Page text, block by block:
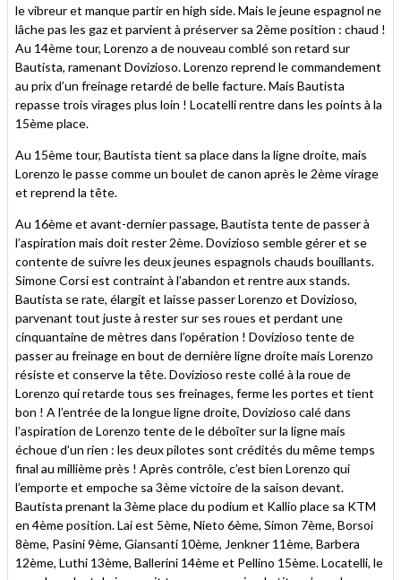
le vibreur et manque partir en high side. Mais le jeune espagnol ne
lâche pas les gaz et parvient à préserver sa 2ème position : chaud !
Au 14ème tour, Lorenzo a de nouveau comblé son retard sur
Bautista, ramenant Dovizioso. Lorenzo reprend le commandement
au prix d’un freinage retardé de belle facture. Mais Bautista
repasse trois virages plus loin ! Locatelli rentre dans les points à la
15ème place.
Au 15ème tour, Bautista tient sa place dans la ligne droite, mais
Lorenzo le passe comme un boulet de canon après le 2ème virage
et reprend la tête.
Au 16ème et avant-dernier passage, Bautista tente de passer à
l’aspiration mais doit rester 2ème. Dovizioso semble gérer et se
contente de suivre les deux jeunes espagnols chauds bouillants.
Simone Corsi est contraint à l’abandon et rentre aux stands.
Bautista se rate, élargit et laisse passer Lorenzo et Dovizioso,
parvenant tout juste à rester sur ses roues et perdant une
cinquantaine de mètres dans l’opération ! Dovizioso tente de
passer au freinage en bout de dernière ligne droite mais Lorenzo
résiste et conserve la tête. Dovizioso reste collé à la roue de
Lorenzo qui retarde tous ses freinages, ferme les portes et tient
bon ! A l’entrée de la longue ligne droite, Dovizioso calé dans
l’aspiration de Lorenzo tente de le déboîter sur la ligne mais
échoue d’un rien : les deux pilotes sont crédités du même temps
final au millième près ! Après contrôle, c’est bien Lorenzo qui
l’emporte et empoche sa 3ème victoire de la saison devant.
Bautista prenant la 3ème place du podium et Kallio place sa KTM
en 4ème position. Lai est 5ème, Nieto 6ème, Simon 7ème, Borsoi
8ème, Pasini 9ème, Giansanti 10ème, Jenkner 11ème, Barbera
12ème, Luthi 13ème, Ballerini 14ème et Pellino 15ème. Locatelli, le